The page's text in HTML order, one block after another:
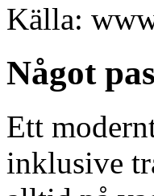
Källa:
Något
Ett
inklusive